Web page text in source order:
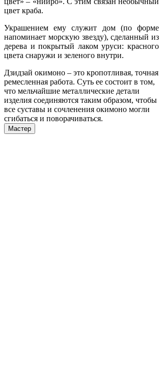
цвет краба.
Украшением ему служит дом (по форме
напоминает морскую звезду), сделанный из
дерева и покрытый лаком уруси: красного
цвета снаружи и зеленого внутри.
Дзидзай окимоно – это кропотливая, точная
ремесленная работа. Суть ее состоит в том,
что мельчайшие металлические детали
изделия соединяются таким образом, чтобы
все суставы и сочленения окимоно могли
сгибаться и поворачиваться.
Мастер